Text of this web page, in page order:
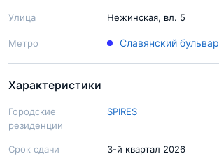
Улица Нежинская, вл. 5
Метро Славянский бульвар
Характеристики
Городские
резиденции
SPIRES
Срок сдачи 3-й квартал 2026